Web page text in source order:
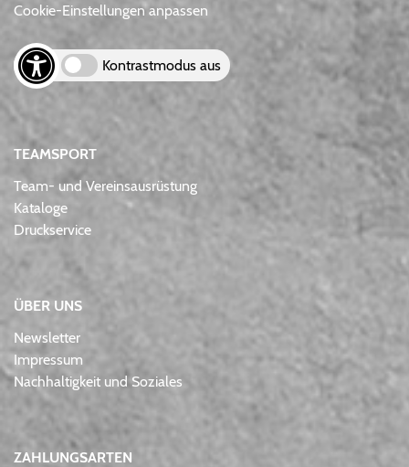
Cookie-Einstellungen anpassen
Kontrastmodus aus
TEAMSPORT
Team- und Vereinsausrüstung
Kataloge
Druckservice
ÜBER UNS
Newsletter
Impressum
Nachhaltigkeit und Soziales
ZAHLUNGSARTEN